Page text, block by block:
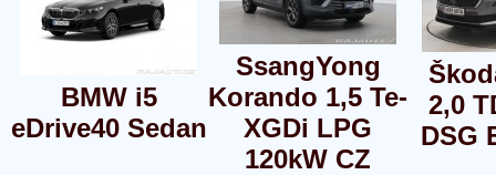
BMW i5
eDrive40 Sedan
SsangYong
Korando 1,5 Te-
XGDi LPG
120kW CZ
2,0
DSG